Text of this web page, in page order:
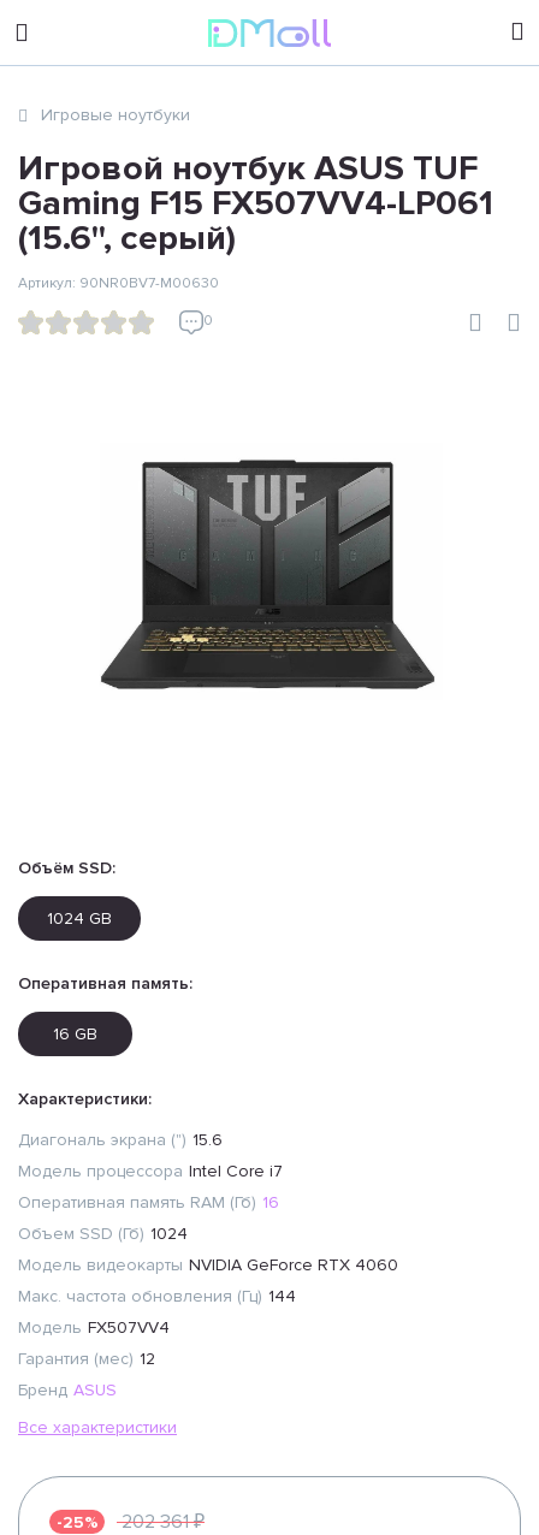
sales@dimoll.ru
Игровые ноутбуки
Игровой ноутбук ASUS TUF
Gaming F15 FX507VV4-LP061
(15.6'', серый)
0
Артикул: 90NR0BV7-M00630
Объём SSD:
1024 GB
Оперативная память:
16 GB
Характеристики:
Диагональ экрана (") 15.6
Модель процессора Intel Core i7
Оперативная память RAM (Гб) 16
Объем SSD (Гб) 1024
Модель видеокарты NVIDIA GeForce RTX 4060
Макс. частота обновления (Гц) 144
Модель FX507VV4
Гарантия (мес) 12
Бренд ASUS
Все характеристики
-25% 202 361 ₽